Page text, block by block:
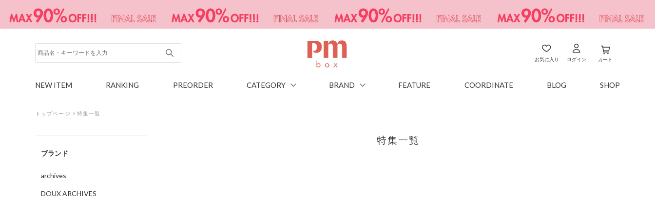
お気に入り ログイン カート
NEW ITEM RANKING PREORDER CATEGORY BRAND FEATURE COORDINATE BLOG SHOP
トップページ > 特集一覧
ブランド
archives
DOUX ARCHIVES
特集一覧